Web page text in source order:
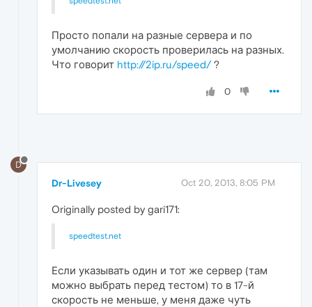
Просто попали на разные сервера и по
умолчанию скорость проверилась на разных.
Что говорит http://2ip.ru/speed/?
0
D
Dr-Livesey Oct 20, 2013, 8:05 PM
Originally posted by gari171:
speedtest.net
Если указывать один и тот же сервер (там
можно выбрать перед тестом) то в 17-й
скорость не меньше, у меня даже чуть